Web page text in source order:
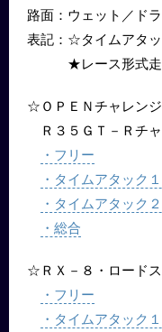
路面：ウェット／ド
表記：☆タイムアタ
★レース形式走
☆ＯＰＥＮチャレンジ
Ｒ３５ＧＴ－Ｒチャ
・フリー
・タイムアタック
・タイムアタック
・総合
☆ＲＸ－８・ロード
・フリー
・タイムアタック